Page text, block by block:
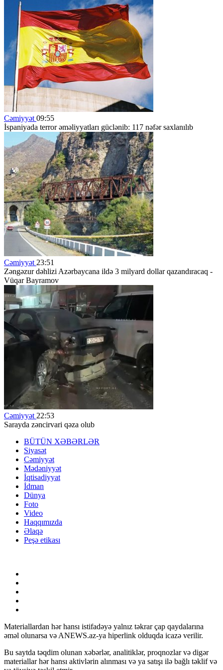
Cəmiyyət 09:55
İspaniyada terror əməliyyatları güclənib: 117 nəfər saxlanılıb
Cəmiyyət 23:51
Zəngəzur dəhlizi Azərbaycana ildə 3 milyard dollar qazandıracaq -
Vüqar Bayramov
Cəmiyyət 22:53
Sarayda zəncirvari qəza olub
BÜTÜN XƏBƏRLƏR
Siyasət
Cəmiyyət
Mədəniyyət
İqtisadiyyat
İdman
Dünya
Foto
Video
Haqqımızda
Əlaqə
Peşə etikası
Materiallardan hər hansı istifadəyə yalnız təkrar çap qaydalarına
əməl olunarsa və ANEWS.az-ya hiperlink olduqda icazə verilir.
Bu saytda təqdim olunan xəbərlər, analitiklər, proqnozlar və digər
materiallar hər hansı aktivlərin alınması və ya satışı ilə bağlı təklif və